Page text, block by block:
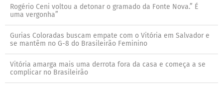
Rogério Ceni voltou a detonar o gramado da Fonte Nova.” É
uma vergonha”
Gurias Coloradas buscam empate com o Vitória em Salvador e
se mantêm no G-8 do Brasileirão Feminino
Vitória amarga mais uma derrota fora da casa e começa a se
complicar no Brasileirão